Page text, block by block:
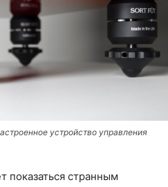
устройство управления
показаться странным